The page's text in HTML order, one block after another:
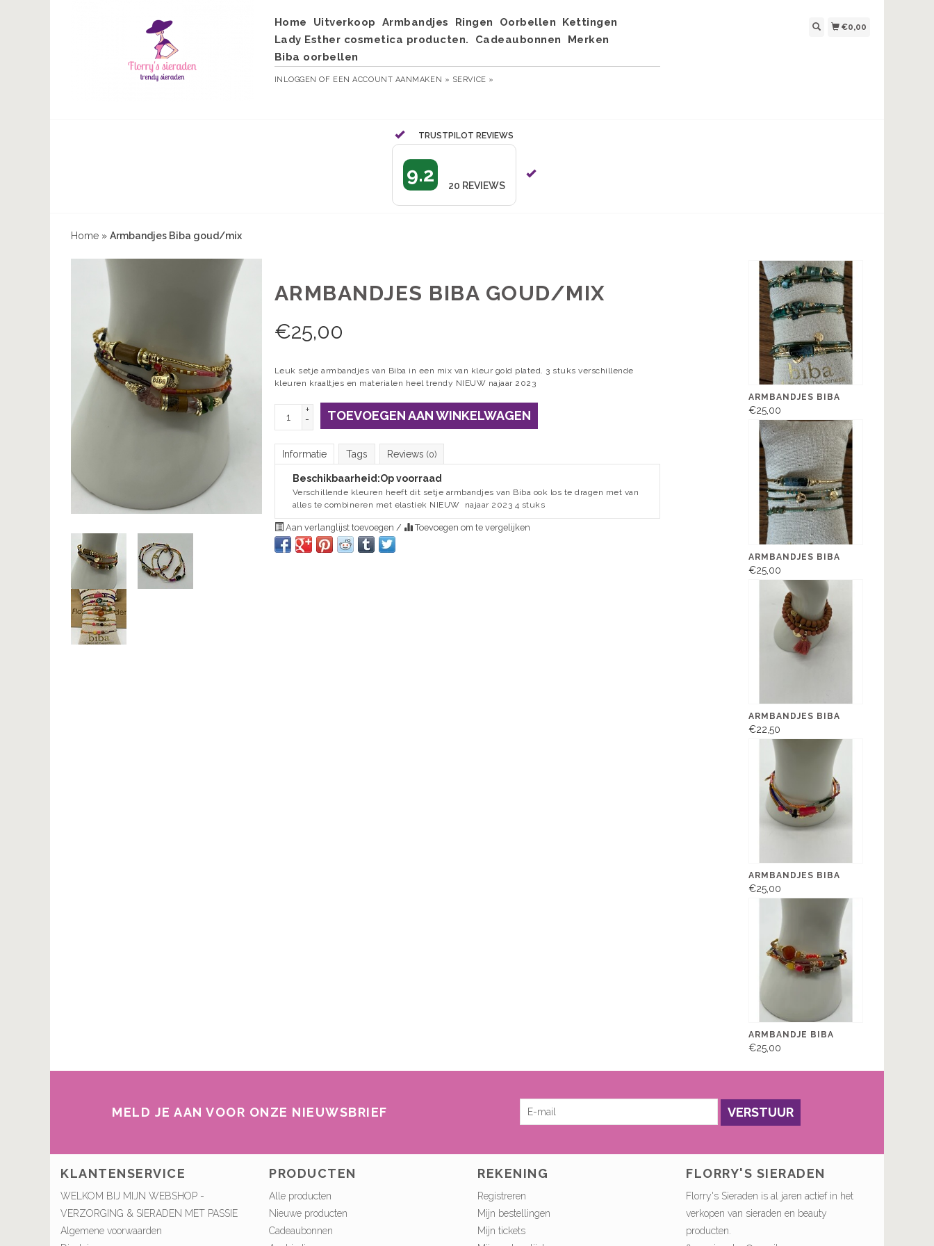
Home Uitverkoop Armbandjes Ringen Oorbellen
Kettingen
Lady Esther cosmetica producten.
Cadeaubonnen
Merken
Biba oorbellen
INLOGGEN OF EEN ACCOUNT AANMAKEN » SERVICE »
€0,00
TRUSTPILOT REVIEWS
9.2 20 REVIEWS
Home » Armbandjes Biba goud/mix
ARMBANDJES BIBA GOUD/MIX
€25,00
Leuk setje armbandjes van Biba in een mix van kleur gold plated. 3 stuks verschillende
kleuren kraaltjes en materialen heel trendy NIEUW najaar 2023
+
-
TOEVOEGEN AAN WINKELWAGEN
Informatie Tags Reviews (0)
Beschikbaarheid:Op voorraad
Verschillende kleuren heeft dit setje armbandjes van Biba ook los te dragen met van
alles te combineren met elastiek NIEUW najaar 2023 4 stuks
Aan verlanglijst toevoegen / Toevoegen om te vergelijken
ARMBANDJES BIBA
€25,00
ARMBANDJES BIBA
€25,00
ARMBANDJES BIBA
€22,50
ARMBANDJES BIBA
€25,00
ARMBANDJE BIBA
€25,00
MELD JE AAN VOOR ONZE NIEUWSBRIEF VERSTUUR
KLANTENSERVICE
WELKOM BIJ MIJN WEBSHOP -
VERZORGING & SIERADEN MET PASSIE
Algemene voorwaarden
PRODUCTEN
Alle producten
Nieuwe producten
Cadeaubonnen
REKENING
Registreren
Mijn bestellingen
Mijn tickets
FLORRY'S SIERADEN
Florry's Sieraden is al jaren actief in het
verkopen van sieraden en beauty
producten.